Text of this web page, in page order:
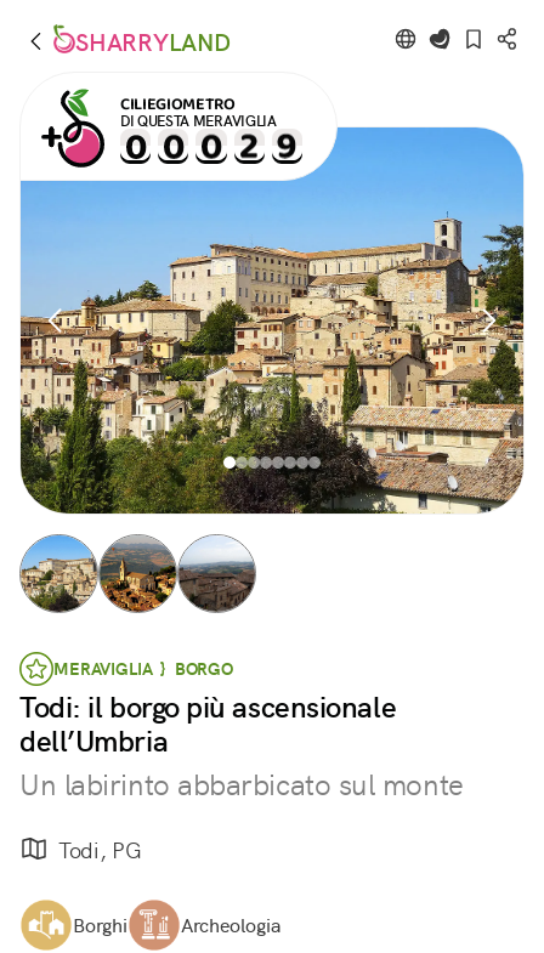
SHARRYLAND
CILIEGIOMETRO
DI QUESTA MERAVIGLIA
MERAVIGLIA } BORGO
Todi: il borgo più ascensionale
dell’Umbria
Un labirinto abbarbicato sul monte
Todi, PG
Borghi Archeologia